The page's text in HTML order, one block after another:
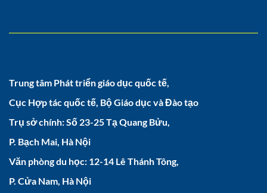
Trung tâm Phát triển giáo dục quốc tế,
Cục Hợp tác quốc tế, Bộ Giáo dục và Đào tạo
Trụ sở chính: Số 23-25 Tạ Quang Bửu,
P. Bạch Mai, Hà Nội
Văn phòng du học: 12-14 Lê Thánh Tông,
P. Cửa Nam, Hà Nội